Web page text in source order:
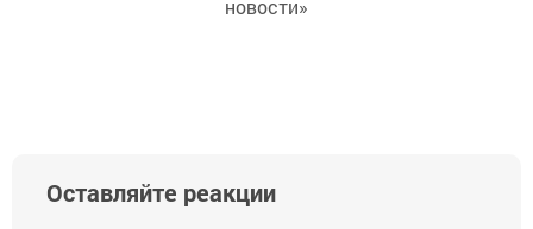
новости»
Оставляйте реакции